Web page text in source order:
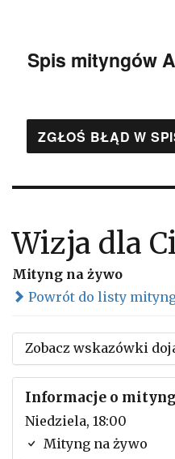
Spis mityngów
ZGŁOŚ BŁĄD W
Wizja dla
Mityng na żywo
Powrót do listy
Zobacz wskazówki
Informacje o
Niedziela, 18:00
Mityng na żywo